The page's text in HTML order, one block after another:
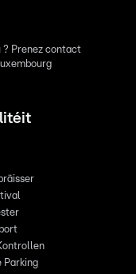
? Prenez contact
Parking